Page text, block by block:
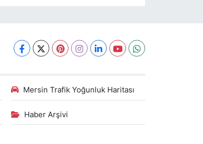
Mersin Trafik Yoğunluk Haritası
Haber Arşivi